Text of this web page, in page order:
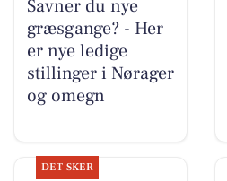
Savner du nye
græsgange? - Her
er nye ledige
stillinger i Nørager
og omegn
DET SKER